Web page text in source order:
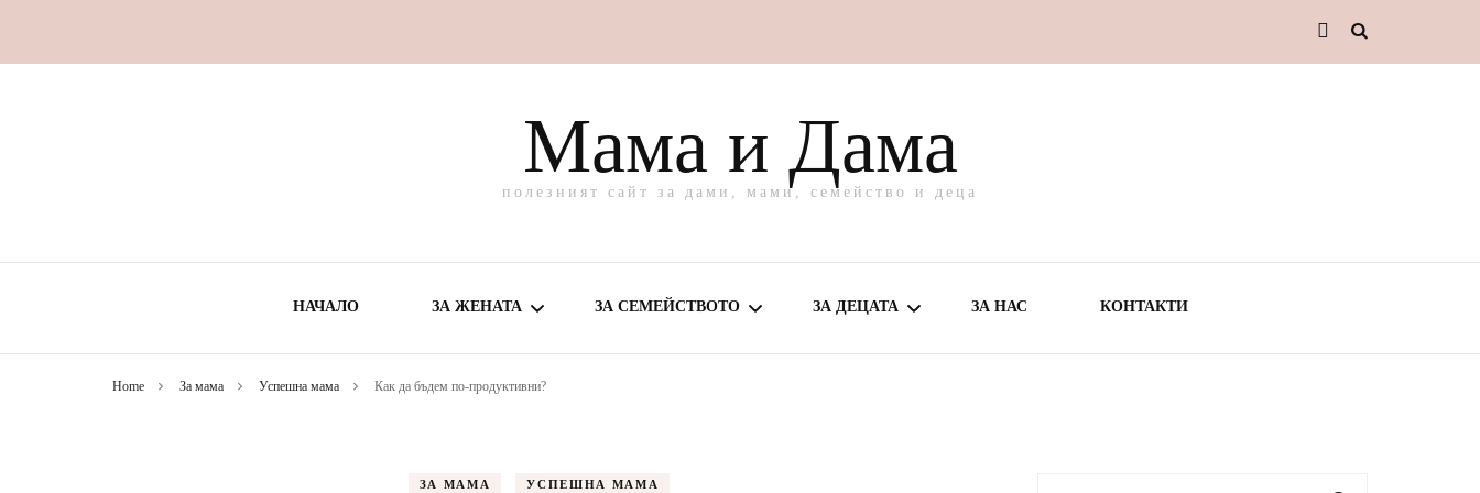
Мама и Дама
полезният сайт за дами, мами, семейство и деца
НАЧАЛО ЗА ЖЕНАТА ЗА СЕМЕЙСТВОТО ЗА ДЕЦАТА ЗА НАС КОНТАКТИ
Home За мама Успешна мама Как да бъдем по-продуктивни?
ЗА МАМА УСПЕШНА МАМА